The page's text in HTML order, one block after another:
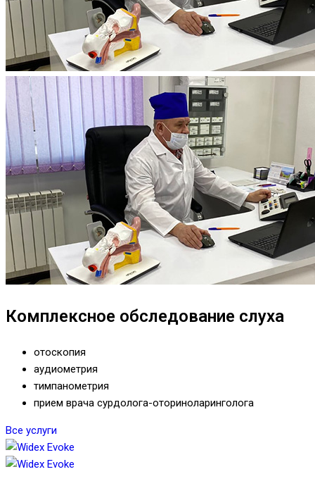
Комплексное обследование слуха
отоскопия
аудиометрия
тимпанометрия
прием врача сурдолога-оториноларинголога
Все услуги